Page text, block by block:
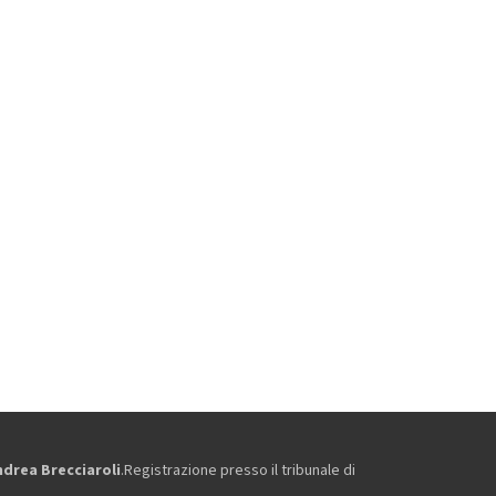
Brecciaroli.Registrazione presso il tribunale di